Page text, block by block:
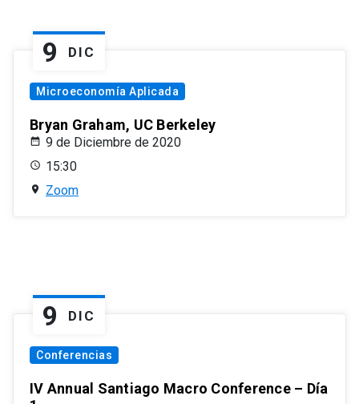
9 DIC
Microeconomía Aplicada
Bryan Graham, UC Berkeley
9 de Diciembre de 2020
15:30
Zoom
9 DIC
Conferencias
IV Annual Santiago Macro Conference – Día